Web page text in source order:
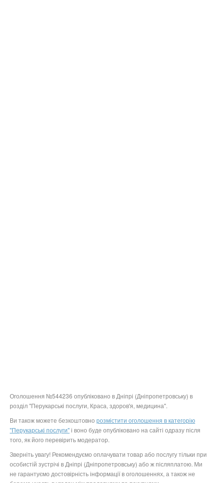
Оголошення №544236 опубліковано в Дніпрі (Дніпропетровську) в
розділ "Перукарські послуги, Краса, здоров'я, медицина".
Ви також можете безкоштовно розмістити оголошення в категорію
"Перукарські послуги"і воно буде опубліковано на сайті одразу після
того, як його перевірить модератор.
Зверніть увагу! Рекомендуємо оплачувати товар або послугу тільки при
особистій зустрічі в Дніпрі (Дніпропетровську) або ж післяплатою. Ми
не гарантуємо достовірність інформації в оголошеннях, а також не